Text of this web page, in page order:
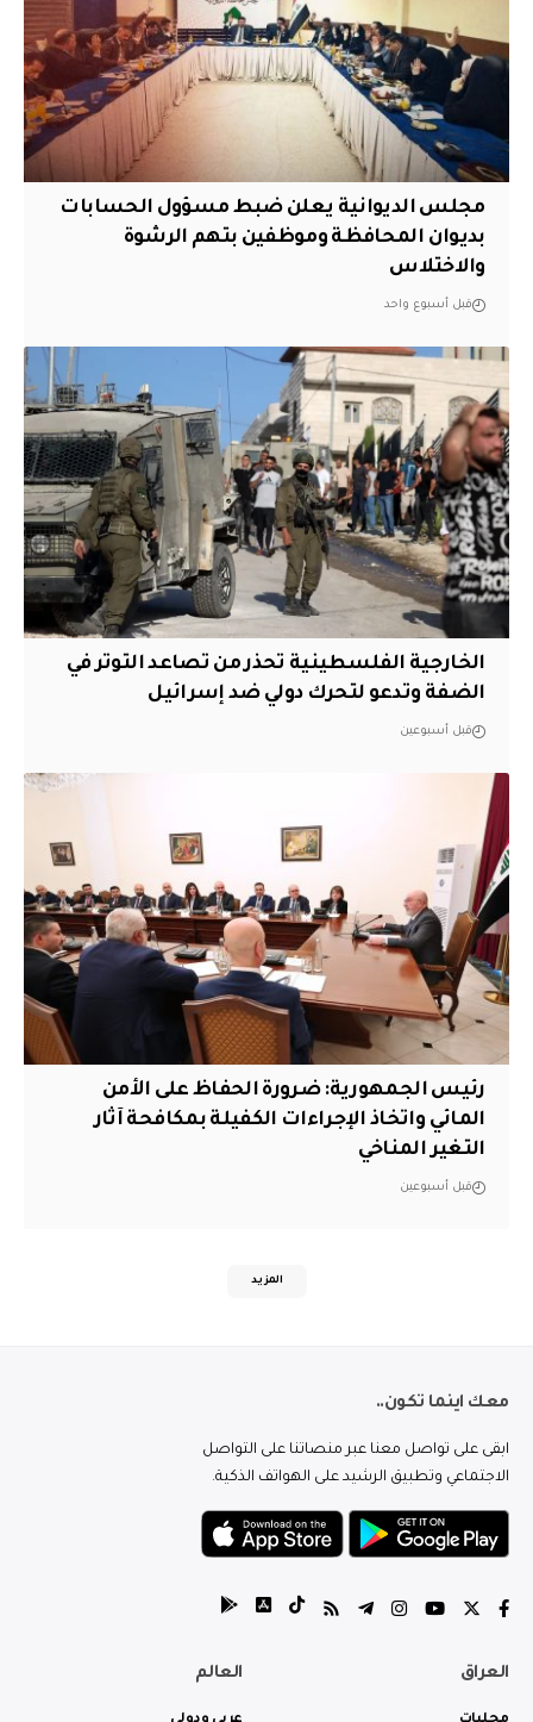
مجلس الديوانية يعلن ضبط مسؤول الحسابات
بديوان المحافظة وموظفين بتهم الرشوة
والاختلاس
قبل أسبوع واحد
الخارجية الفلسطينية تحذر من تصاعد التوتر في
الضفة وتدعو لتحرك دولي ضد إسرائيل
قبل أسبوعين
رئيس الجمهورية: ضرورة الحفاظ على الأمن
المائي واتخاذ الإجراءات الكفيلة بمكافحة آثار
التغير المناخي
قبل أسبوعين
المزيد
معك اينما تكون..
ابقى على تواصل معنا عبر منصاتنا على التواصل
الاجتماعي وتطبيق الرشيد على الهواتف الذكية.
العراق العالم